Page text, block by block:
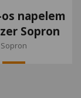
napelem
Sopron
Sopron